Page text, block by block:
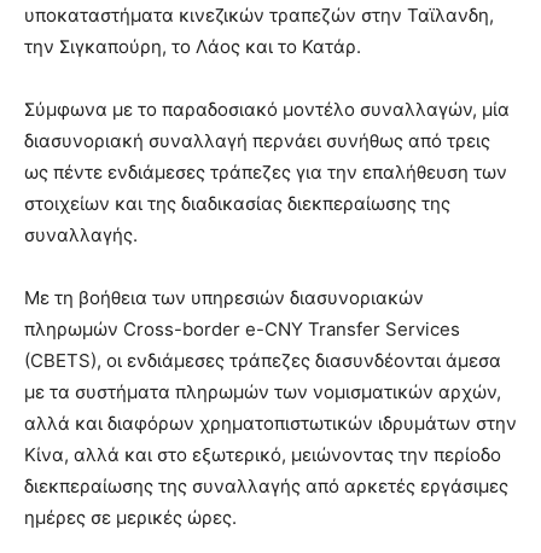
υποκαταστήματα κινεζικών τραπεζών στην Ταϊλανδη,
την Σιγκαπούρη, το Λάος και το Κατάρ.
Σύμφωνα με το παραδοσιακό μοντέλο συναλλαγών, μία
διασυνοριακή συναλλαγή περνάει συνήθως από τρεις
ως πέντε ενδιάμεσες τράπεζες για την επαλήθευση των
στοιχείων και της διαδικασίας διεκπεραίωσης της
συναλλαγής.
Με τη βοήθεια των υπηρεσιών διασυνοριακών
πληρωμών Cross-border e-CNY Transfer Services
(CBETS), οι ενδιάμεσες τράπεζες διασυνδέονται άμεσα
με τα συστήματα πληρωμών των νομισματικών αρχών,
αλλά και διαφόρων χρηματοπιστωτικών ιδρυμάτων στην
Κίνα, αλλά και στο εξωτερικό, μειώνοντας την περίοδο
διεκπεραίωσης της συναλλαγής από αρκετές εργάσιμες
ημέρες σε μερικές ώρες.